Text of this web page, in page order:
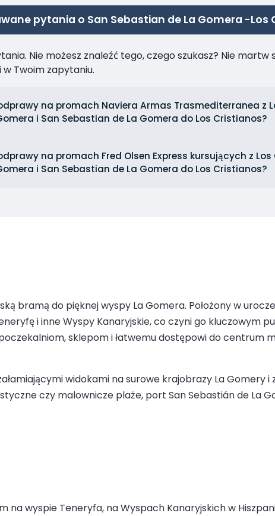
pytania o San Sebastian de La Gomera -Los
Nie możesz znaleźć tego, czego szukasz? Nie martw
Twoim zapytaniu.
na promach Naviera Armas Trasmediterranea z
i San Sebastian de La Gomera do Los Cristianos?
na promach Fred Olsen Express kursujących z
i San Sebastian de La Gomera do Los Cristianos?
bramą do pięknej wyspy La Gomera. Położony w
i inne Wyspy Kanaryjskie, co czyni go kluczowym
sklepom i łatwemu dostępowi do centrum
widokami na surowe krajobrazy La Gomery
czy malownicze plaże, port San Sebastián de La
wyspie Teneryfa, na Wyspach Kanaryjskich w